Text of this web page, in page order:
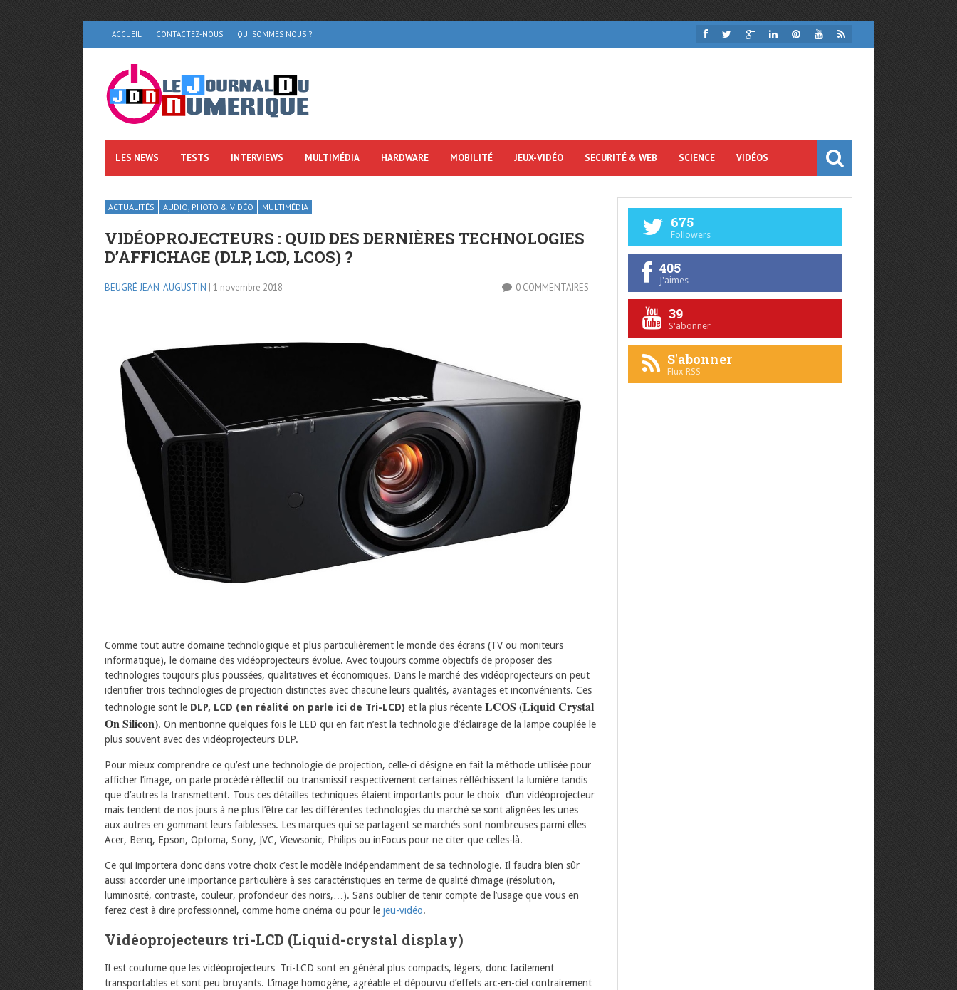
ACCUEIL CONTACTEZ-NOUS QUI SOMMES NOUS ?
LES NEWS TESTS INTERVIEWS MULTIMÉDIA HARDWARE MOBILITÉ JEUX-VIDÉO SECURITÉ & WEB SCIENCE VIDÉOS
ACTUALITÉS AUDIO, PHOTO & VIDÉO MULTIMÉDIA
VIDÉOPROJECTEURS : QUID DES DERNIÈRES TECHNOLOGIES
D’AFFICHAGE (DLP, LCD, LCOS) ?
BEUGRÉ JEAN-AUGUSTIN | 1 novembre 2018 0 COMMENTAIRES
Comme tout autre domaine technologique et plus particulièrement le monde des écrans (TV ou moniteurs
informatique), le domaine des vidéoprojecteurs évolue. Avec toujours comme objectifs de proposer des
technologies toujours plus poussées, qualitatives et économiques. Dans le marché des vidéoprojecteurs on peut
identifier trois technologies de projection distinctes avec chacune leurs qualités, avantages et inconvénients. Ces
technologie sont le DLP, LCD (en réalité on parle ici de Tri-LCD) et la plus récente LCOS (Liquid Crystal
On Silicon). On mentionne quelques fois le LED qui en fait n’est la technologie d’éclairage de la lampe couplée le
plus souvent avec des vidéoprojecteurs DLP.
Pour mieux comprendre ce qu’est une technologie de projection, celle-ci désigne en fait la méthode utilisée pour
afficher l’image, on parle procédé réflectif ou transmissif respectivement certaines réfléchissent la lumière tandis
que d’autres la transmettent. Tous ces détailles techniques étaient importants pour le choix d’un vidéoprojecteur
mais tendent de nos jours à ne plus l’être car les différentes technologies du marché se sont alignées les unes
aux autres en gommant leurs faiblesses. Les marques qui se partagent se marchés sont nombreuses parmi elles
Acer, Benq, Epson, Optoma, Sony, JVC, Viewsonic, Philips ou inFocus pour ne citer que celles-là.
Ce qui importera donc dans votre choix c’est le modèle indépendamment de sa technologie. Il faudra bien sûr
aussi accorder une importance particulière à ses caractéristiques en terme de qualité d’image (résolution,
luminosité, contraste, couleur, profondeur des noirs,…). Sans oublier de tenir compte de l’usage que vous en
ferez c’est à dire professionnel, comme home cinéma ou pour le jeu-vidéo.
Vidéoprojecteurs tri-LCD (Liquid-crystal display)
Il est coutume que les vidéoprojecteurs Tri-LCD sont en général plus compacts, légers, donc facilement
transportables et sont peu bruyants. L’image homogène, agréable et dépourvu d’effets arc-en-ciel contrairement
675
Followers
405
J'aimes
39
S'abonner
S'abonner
Flux RSS